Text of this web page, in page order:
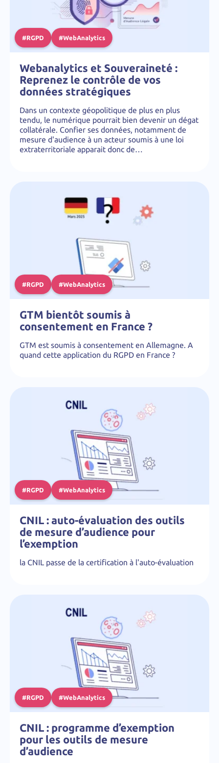
#RGPD #WebAnalytics
Webanalytics et Souveraineté :
Reprenez le contrôle de vos
données stratégiques
Dans un contexte géopolitique de plus en plus
tendu, le numérique pourrait bien devenir un dégat
collatérale. Confier ses données, notamment de
mesure d'audience à un acteur soumis à une loi
extraterritoriale apparait donc de…
#RGPD #WebAnalytics
GTM bientôt soumis à
consentement en France ?
GTM est soumis à consentement en Allemagne. A
quand cette application du RGPD en France ?
#RGPD #WebAnalytics
CNIL : auto-évaluation des outils
de mesure d’audience pour
l’exemption
la CNIL passe de la certification à l'auto-évaluation
#RGPD #WebAnalytics
CNIL : programme d’exemption
pour les outils de mesure
d’audience